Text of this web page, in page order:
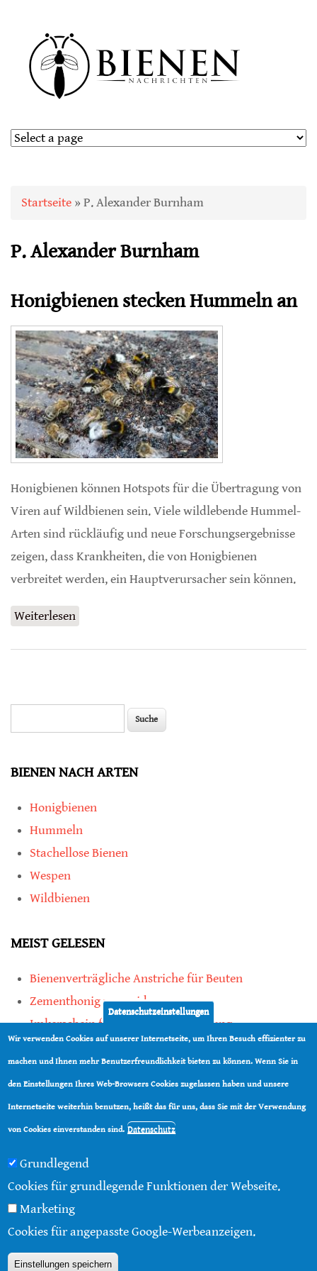
Sie sind hier
Startseite » P. Alexander Burnham
P. Alexander Burnham
Honigbienen stecken Hummeln an
Honigbienen können Hotspots für die Übertragung von
Viren auf Wildbienen sein. Viele wildlebende Hummel-
Arten sind rückläufig und neue Forschungsergebnisse
zeigen, dass Krankheiten, die von Honigbienen
verbreitet werden, ein Hauptverursacher sein können.
Weiterlesen
BIENEN NACH ARTEN
Honigbienen
Hummeln
Stachellose Bienen
Wespen
Wildbienen
MEIST GELESEN
Bienenverträgliche Anstriche für Beuten
Zementhonig vermeiden
Imkerschein für Honigbienen-Haltung
Kauf von Mittelwänden ist Vertrauenssache
teilen
Datenschutzeinstellungen
Wir verwenden Cookies auf unserer Internetseite, um Ihren Besuch effizienter zu
machen und Ihnen mehr Benutzerfreundlichkeit bieten zu können. Wenn Sie in
den Einstellungen Ihres Web-Browsers Cookies zugelassen haben und unsere
Internetseite weiterhin benutzen, heißt das für uns, dass Sie mit der Verwendung
von Cookies einverstanden sind. Datenschutz
Grundlegend
Cookies für grundlegende Funktionen der Webseite.
Marketing
Cookies für angepasste Google-Werbeanzeigen.
Einstellungen speichern